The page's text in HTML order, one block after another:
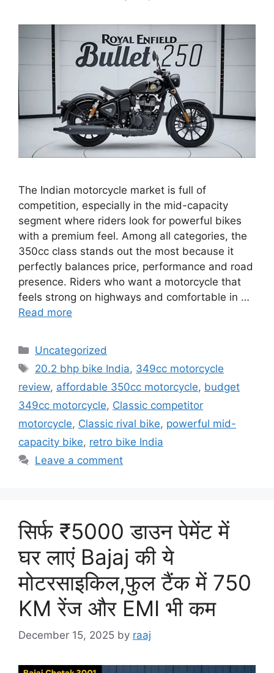
The Indian motorcycle market is full of
competition, especially in the mid-capacity
segment where riders look for powerful bikes
with a premium feel. Among all categories, the
350cc class stands out the most because it
perfectly balances price, performance and road
presence. Riders who want a motorcycle that
feels strong on highways and comfortable in …
Read more
Categories
Uncategorized
Tags
20.2 bhp bike India, 349cc motorcycle
review, affordable 350cc motorcycle, budget
349cc motorcycle, Classic competitor
motorcycle, Classic rival bike, powerful mid-
capacity bike, retro bike India
Leave a comment
सिर्फ ₹5000 डाउन पेमेंट में
घर लाएं Bajaj की ये
मोटरसाइकिल,फुल टैंक में 750
KM रेंज और EMI भी कम
December 15, 2025 by raaj